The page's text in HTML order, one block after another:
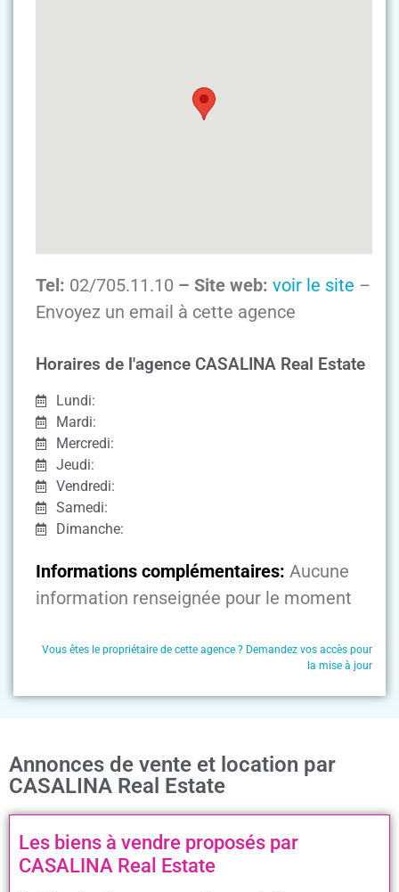
Tel: 02/705.11.10 – Site web: voir le site –
Envoyez un email à cette agence
Horaires de l'agence CASALINA Real Estate
Lundi:
Mardi:
Mercredi:
Jeudi:
Vendredi:
Samedi:
Dimanche:
Informations complémentaires: Aucune
information renseignée pour le moment
Vous êtes le propriétaire de cette agence ? Demandez vos accès pour
la mise à jour
Annonces de vente et location par
CASALINA Real Estate
Les biens à vendre proposés par
CASALINA Real Estate